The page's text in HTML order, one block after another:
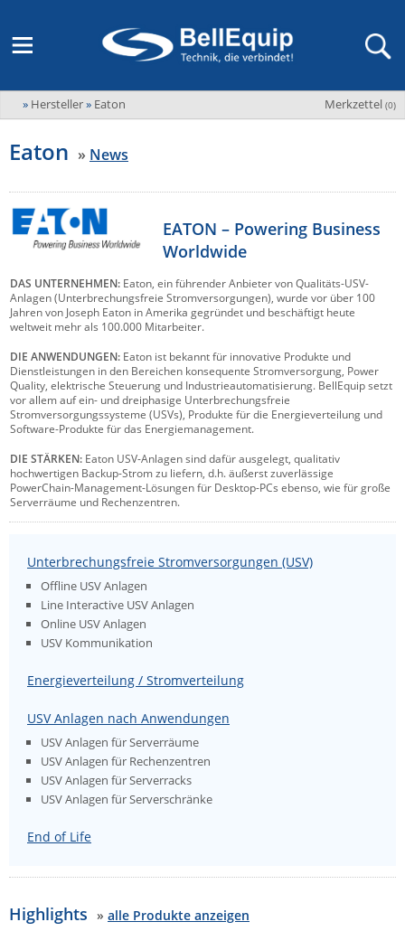
M2M Router, Antennen, VPN & SIM
Fernwartung via Mobilfunk (M2M)
SD-WAN & Bonding
Antennen
KVM & Audio/Video Signalverteilung
KVM
Kabel und Verkabelung
Audio/Video
Digital Signage
USV / UPS
Energiemessung
Industrielle Stromversorgung
Energieverteilung
IoT, Umgebungsmonitoring & Sensorik
Datenlogger
Remote I/O
IPC, Industrielle Netzwerktechnik & WLAN
Industrielle Netzwerktechnik / Kommunikation
Industrielle Computer
IT Netzwerktechnik / Kommunikation
Sonstige
Serverräume
RMA / Rücksendung / Support
Adder
Advantech
Advantech-Conel
AKCP / AKCess Pro
Amit
Aten
Bachmann
Bondix
Cambium Networks
Comet System
CompleTech
Contemporary Controls
Elsys
Enginko - mcf88
Fokus Technologies
Gude
Guntermann & Drunck
High Sec Labs
HW group
Icron
IEC Lock
Kramer Electronics
Übersicht
Neue Produkte
Bell-Up-to-Date Magazine
Aktueller Newsletter
LAGERABVERKAUF Stromverteilung und -messung
Unternehmen
Ansprechpersonen
Veranstaltungen
News
Merkzettel (0)
» Hersteller» Eaton
Eaton » News
EATON – Powering Business
Worldwide
DAS UNTERNEHMEN: Eaton, ein führender Anbieter von Qualitäts-USV-
Anlagen (Unterbrechungsfreie Stromversorgungen), wurde vor über 100
Jahren von Joseph Eaton in Amerika gegründet und beschäftigt heute
weltweit mehr als 100.000 Mitarbeiter.
DIE ANWENDUNGEN: Eaton ist bekannt für innovative Produkte und
Dienstleistungen in den Bereichen konsequente Stromversorgung, Power
Quality, elektrische Steuerung und Industrieautomatisierung. BellEquip setzt
vor allem auf ein- und dreiphasige Unterbrechungsfreie
Stromversorgungssysteme (USVs), Produkte für die Energieverteilung und
Software-Produkte für das Energiemanagement.
DIE STÄRKEN: Eaton USV-Anlagen sind dafür ausgelegt, qualitativ
hochwertigen Backup-Strom zu liefern, d.h. äußerst zuverlässige
PowerChain-Management-Lösungen für Desktop-PCs ebenso, wie für große
Serverräume und Rechenzentren.
Unterbrechungsfreie Stromversorgungen (USV)
Offline USV Anlagen
Line Interactive USV Anlagen
Online USV Anlagen
USV Kommunikation
Energieverteilung / Stromverteilung
USV Anlagen nach Anwendungen
USV Anlagen für Serverräume
USV Anlagen für Rechenzentren
USV Anlagen für Serverracks
USV Anlagen für Serverschränke
End of Life
Highlights » alle Produkte anzeigen